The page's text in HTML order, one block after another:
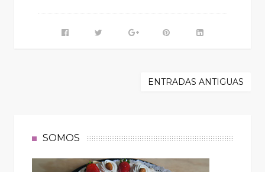
ENTRADAS ANTIGUAS
SOMOS